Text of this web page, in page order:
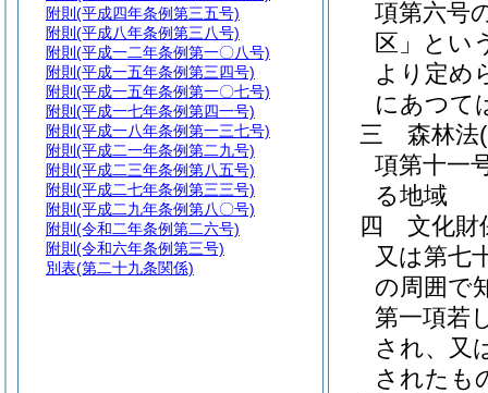
項第六号
区」とい
より定め
にあつて
三
森林法
項第十一
る地域
四
文化財
又は第七
の周囲で
第一項若
され、又
されたも
附則 (平成四年条例第三五号)
附則 (平成八年条例第三八号)
附則 (平成一二年条例第一〇八号)
附則 (平成一五年条例第三四号)
附則 (平成一五年条例第一〇七号)
附則 (平成一七年条例第四一号)
附則 (平成一八年条例第一三七号)
附則 (平成二一年条例第二九号)
附則 (平成二三年条例第八五号)
附則 (平成二七年条例第三三号)
附則 (平成二九年条例第八〇号)
附則 (令和二年条例第二六号)
附則 (令和六年条例第三号)
別表(第二十九条関係)